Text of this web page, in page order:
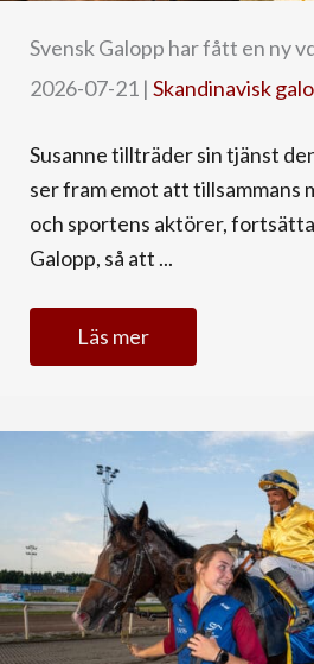
Svensk Galopp har fått en ny
2026-07-21 | Skandinavisk
Susanne tillträder sin tjänst
ser fram emot att tillsammans
och sportens aktörer,
Galopp, så att ...
Läs mer